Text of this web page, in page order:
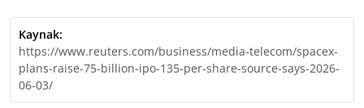
Kaynak:
https://www.reuters.com/business/media-telecom/spacex-
plans-raise-75-billion-ipo-135-per-share-source-says-2026-
06-03/